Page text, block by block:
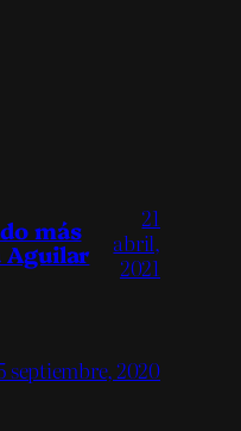
más
Aguilar
21
abril,
2021
septiembre, 2020